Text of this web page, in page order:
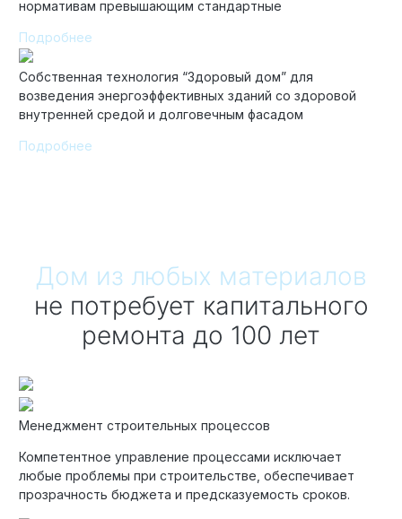
Облицовка фасада
Реконструкция
Пожизненное обслуживание
Технология по улучшенным российским нормативам
нормативам превышающим стандартные
Подробнее
Собственная технология “Здоровый дом” для
возведения энергоэффективных зданий со здоровой
внутренней средой и долговечным фасадом
Подробнее
Дом из любых материалов
не потребует капитального
ремонта до 100 лет
Менеджмент строительных процессов
Компетентное управление процессами исключает
любые проблемы при строительстве, обеспечивает
прозрачность бюджета и предсказуемость сроков.